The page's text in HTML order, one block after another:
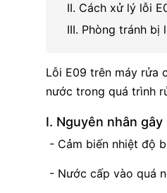
II. Cách xử lý lỗi
III. Phòng tránh bị
Lỗi E09 trên máy rửa
nước trong quá trình
I. Nguyên nhân
- Cảm biến nhiệt độ
- Nước cấp vào quá